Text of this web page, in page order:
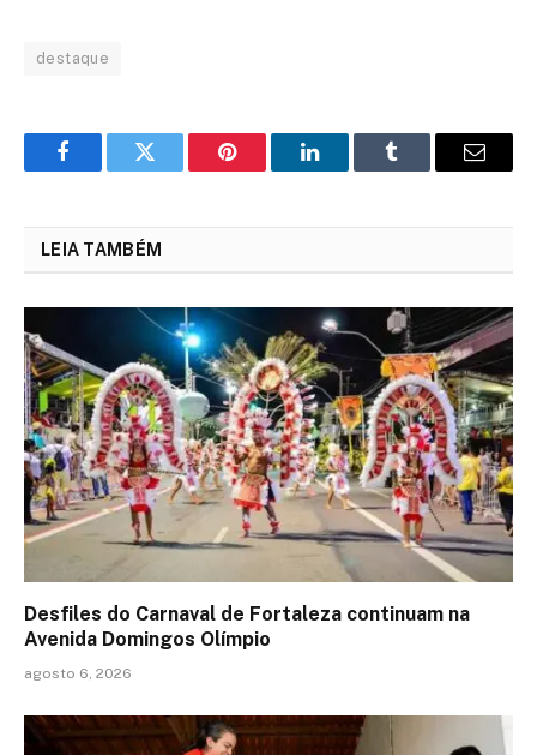
destaque
FacebookTwitter Pinterest LinkedInTumblr Email
LEIA TAMBÉM
Desfiles do Carnaval de Fortaleza continuam na
Avenida Domingos Olímpio
agosto 6, 2026